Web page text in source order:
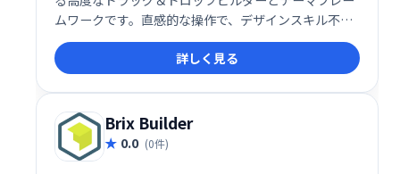
ムワークです。直感的な操作で、デザインスキル不要
にプロフェッショナルなウェブサイトを作成できま
す。高度な機能と柔軟性を備え、あなたのビジョンを
自由に表現できる理想的なツールです。
詳しく見る
Brix Builder
0.0 (0件)